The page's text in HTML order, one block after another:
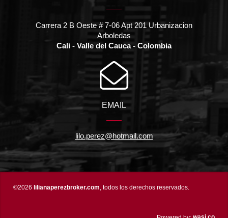
Carrera 2 B Oeste # 7-06 Apt 201 Urbanizacion
Arboledas
Cali - Valle del Cauca - Colombia
EMAIL
lilo.perez@hotmail.com
©2026 lilianaperezbroker.com, todos los derechos reservados.